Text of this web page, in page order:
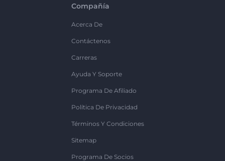
Compañía
Acerca De
Contáctenos
Carreras
Ayuda Y Soporte
Programa De Afiliado
Política De Privacidad
Términos Y Condiciones
Sitemap
Programa De Socios